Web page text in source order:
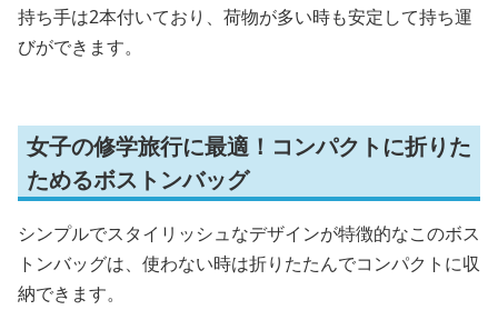
持ち手は2本付いており、荷物が多い時も安定して持ち運
びができます。
女子の修学旅行に最適！コンパクトに折りた
ためるボストンバッグ
シンプルでスタイリッシュなデザインが特徴的なこのボス
トンバッグは、使わない時は折りたたんでコンパクトに収
納できます。